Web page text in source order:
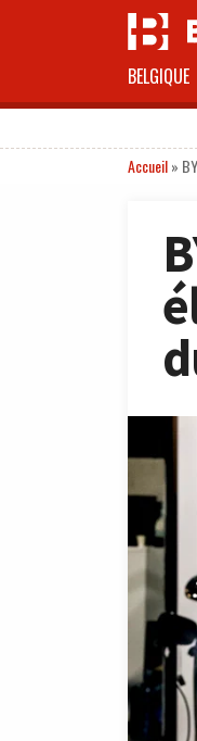
BELGIQUE
Accueil»